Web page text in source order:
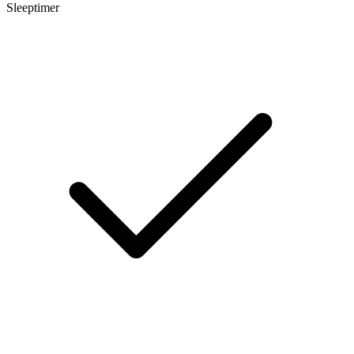
Sleeptimer